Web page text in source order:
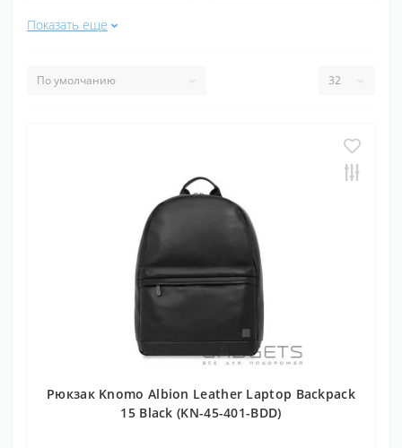
Показать еще
Рюкзак Knomo Albion Leather Laptop Backpack
15 Black (KN-45-401-BDD)